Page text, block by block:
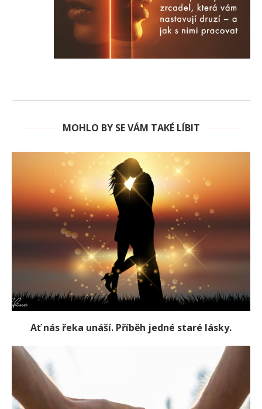
MOHLO BY SE VÁM TAKÉ LÍBIT
Ať nás řeka unáší. Příběh jedné staré lásky.